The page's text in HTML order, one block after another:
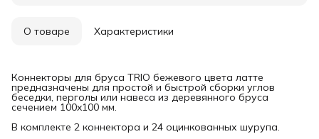
О товаре Характеристики
Коннекторы для бруса TRIO бежевого цвета латте
предназначены для простой и быстрой сборки углов
беседки, перголы или навеса из деревянного бруса
сечением 100x100 мм.
В комплекте 2 коннектора и 24 оцинкованных шурупа.